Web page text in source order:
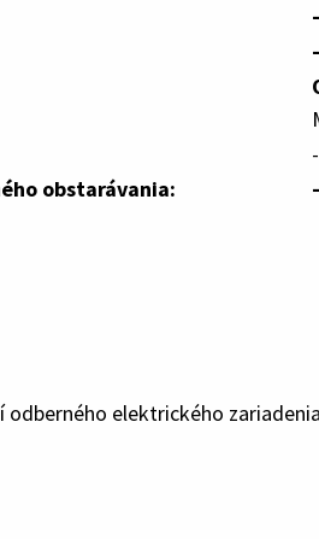
obstarávania:
odberného elektrického